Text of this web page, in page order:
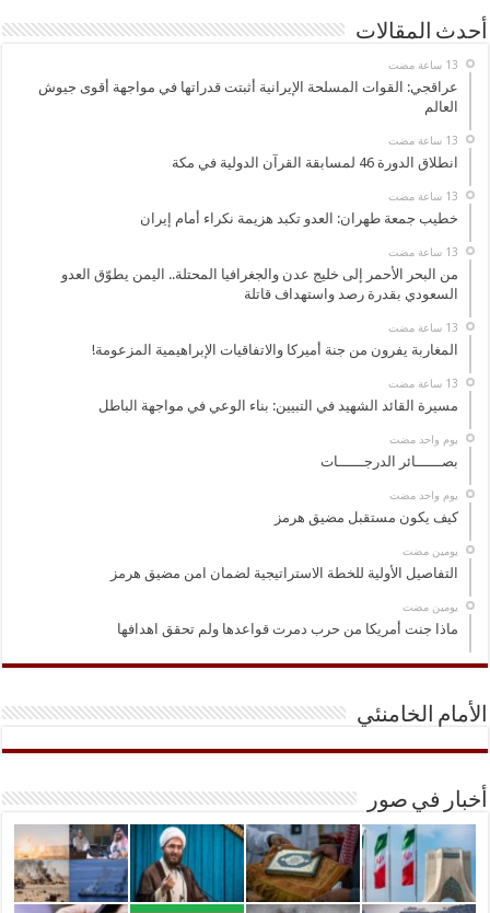
أحدث المقالات
عراقجي: القوات المسلحة الإيرانية أثبتت قدراتها في مواجهة أقوى جيوش
العالم
انطلاق الدورة 46 لمسابقة القرآن الدولية في مكة
خطيب جمعة طهران: العدو تكبد هزيمة نكراء أمام إيران
من البحر الأحمر إلى خليج عدن والجغرافيا المحتلة.. اليمن يطوّق العدو
السعودي بقدرة رصد واستهداف قاتلة
المغاربة يفرون من جنة أميركا والاتفاقيات الإبراهيمية المزعومة!
مسيرة القائد الشهيد في التبيين: بناء الوعي في مواجهة الباطل
‏يوم واحد مضت
بصــــــائر الدرجــــــات
‏يوم واحد مضت
كيف يكون مستقبل مضيق هرمز
‏يومين مضت
التفاصيل الأولية للخطة الاستراتيجية لضمان امن مضيق هرمز
‏يومين مضت
ماذا جنت أمريكا من حرب دمرت قواعدها ولم تحقق اهدافها
الأمام الخامنئي
أخبار في صور